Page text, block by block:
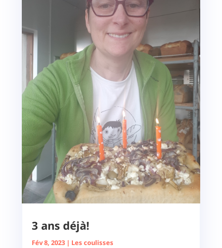
3 ans déjà!
Fév 8, 2023| Les coulisses